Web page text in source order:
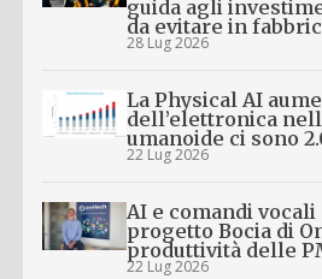
guida agli
da evitare in
28 Lug 2026
La Physical AI
dell’elettronica
umanoide ci sono
22 Lug 2026
AI e comandi
progetto Bocia di
produttività delle
22 Lug 2026